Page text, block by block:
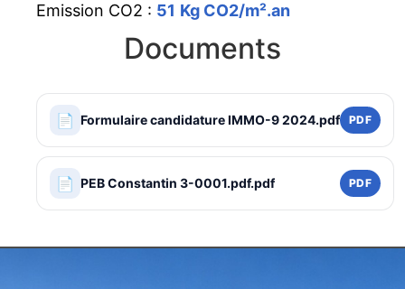
Emission CO2 : 51 Kg CO2/m².an
Documents
📄 Formulaire candidature IMMO-9 2024.pdf PDF
📄 PEB Constantin 3-0001.pdf.pdf PDF